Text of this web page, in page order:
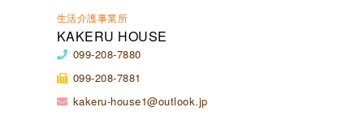
生活介護事業所
KAKERU HOUSE
099-208-7880
099-208-7881
kakeru-house1@outlook.jp